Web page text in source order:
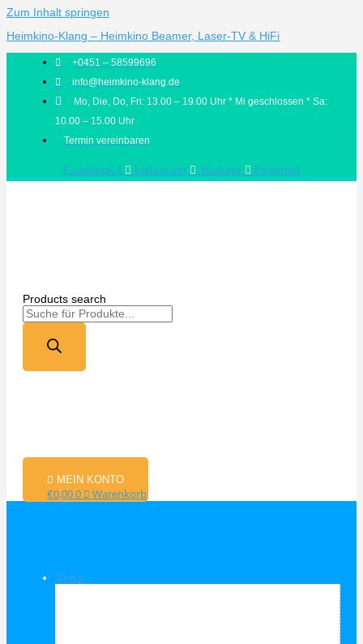
Zum Inhalt springen
Heimkino-Klang – Heimkino Beamer, Laser-TV & HiFi
+0451 – 58599696
info@heimkino-klang.de
Mo, Die, Do, Fri: 13.00 – 19.00 Uhr * Mi geschlossen * Sa:
10.00 – 15.00 Uhr
Termin vereinbaren
Facebook-f Instagram Youtube Pinterest
Products search
MEIN KONTO
€0,000 Warenkorb
Shop